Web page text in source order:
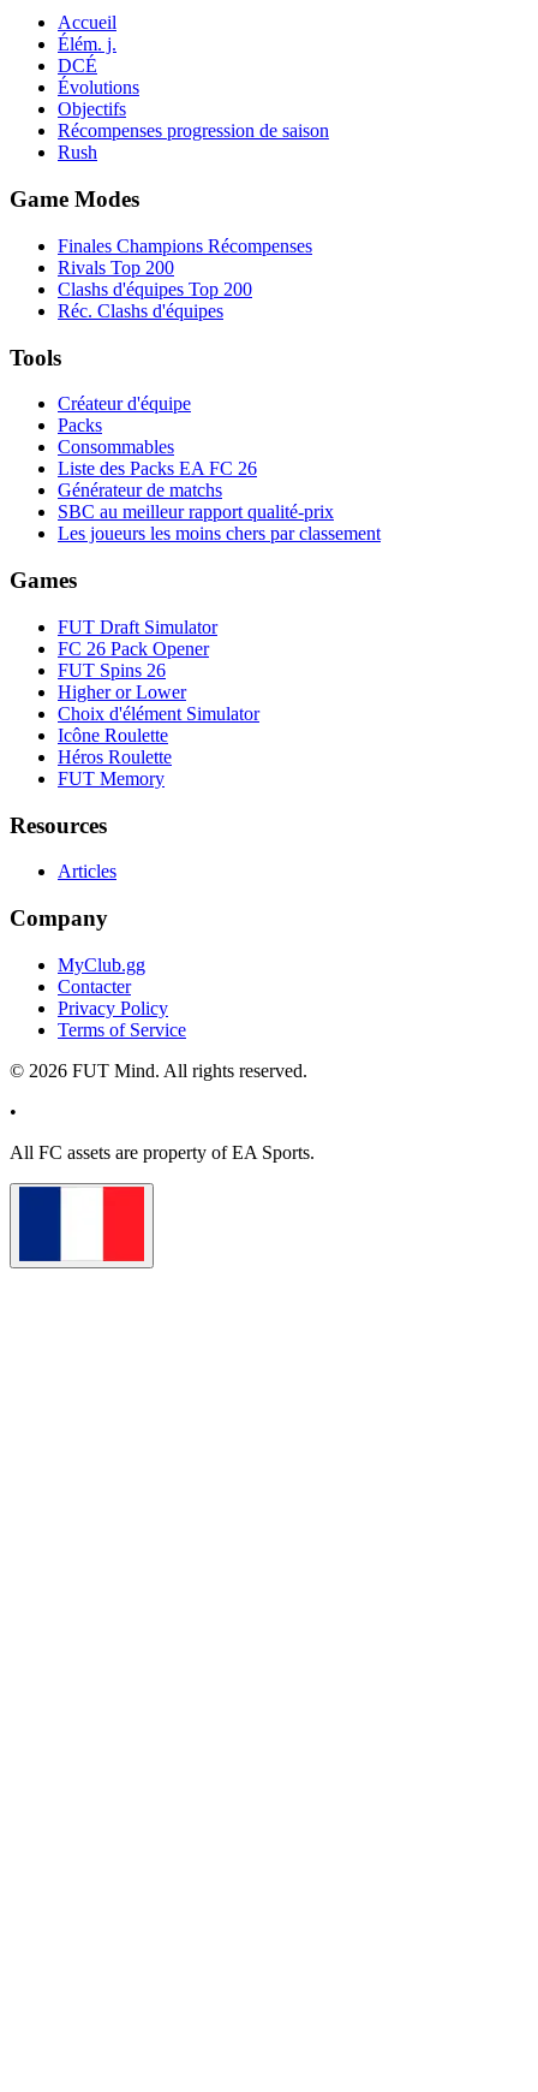
Accueil
Élém. j.
DCÉ
Évolutions
Objectifs
Récompenses progression de saison
Rush
Game Modes
Finales Champions Récompenses
Rivals Top 200
Clashs d'équipes Top 200
Réc. Clashs d'équipes
Tools
Créateur d'équipe
Packs
Consommables
Liste des Packs EA FC 26
Générateur de matchs
SBC au meilleur rapport qualité-prix
Les joueurs les moins chers par classement
Games
FUT Draft Simulator
FC 26 Pack Opener
FUT Spins 26
Higher or Lower
Choix d'élément Simulator
Icône Roulette
Héros Roulette
FUT Memory
Resources
Articles
Company
MyClub.gg
Contacter
Privacy Policy
Terms of Service
© 2026 FUT Mind. All rights reserved.
•
All FC assets are property of EA Sports.